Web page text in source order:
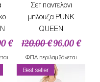
Έκπτωσης
€
Σετ παντελονι
μπλουζα PUNK
QUEEN
Κανονική τιμή
120,00 €Τιμή
96,00 €
ΦΠΑ περιλαμβάνεται
Best seller